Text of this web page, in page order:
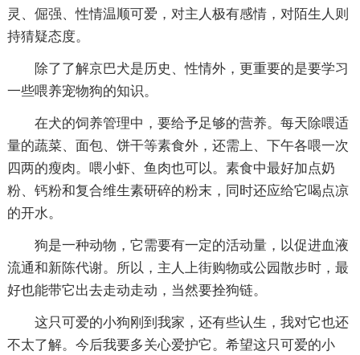
灵、倔强、性情温顺可爱，对主人极有感情，对陌生人则
持猜疑态度。
除了了解京巴犬是历史、性情外，更重要的是要学习
一些喂养宠物狗的知识。
在犬的饲养管理中，要给予足够的营养。每天除喂适
量的蔬菜、面包、饼干等素食外，还需上、下午各喂一次
四两的瘦肉。喂小虾、鱼肉也可以。素食中最好加点奶
粉、钙粉和复合维生素研碎的粉末，同时还应给它喝点凉
的开水。
狗是一种动物，它需要有一定的活动量，以促进血液
流通和新陈代谢。所以，主人上街购物或公园散步时，最
好也能带它出去走动走动，当然要拴狗链。
这只可爱的小狗刚到我家，还有些认生，我对它也还
不太了解。今后我要多关心爱护它。希望这只可爱的小